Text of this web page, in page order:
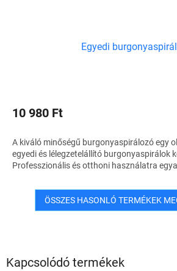
Kapcsolódó termékek
Egyedi
10 980 Ft
A kiváló minőségű burgonyaspirálozó egy
egyedi és lélegzetelállító burgonyaspirálok
Professzionális és otthoni használatra
ÖSSZES HASONLÓ TERMÉKEK